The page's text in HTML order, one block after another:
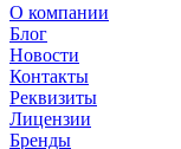
О компании
Блог
Новости
Контакты
Реквизиты
Лицензии
Бренды